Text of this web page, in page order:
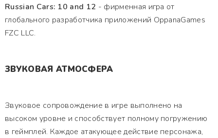
Russian Cars: 10 and 12 - фирменная игра от
глобального разработчика приложений OppanaGames
FZC LLC.
ЗВУКОВАЯ АТМОСФЕРА
Звуковое сопровождение в игре выполнено на
высоком уровне и способствует полному погружению
в геймплей. Каждое атакующее действие персонажа,